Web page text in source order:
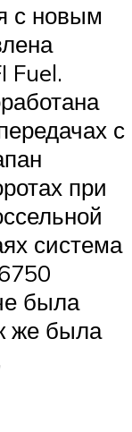
с новым
Fuel.
с
при
система
была
же была